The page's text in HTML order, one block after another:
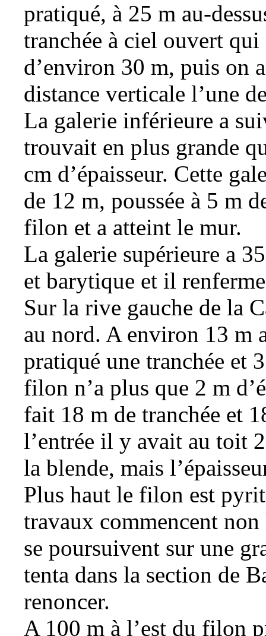
pratiqué, à 25 m au-
tranchée à ciel ouvert qui
d’environ 30 m, puis on
distance verticale l’une
La galerie inférieure a
trouvait en plus grande
cm d’épaisseur. Cette
de 12 m, poussée à 5 m
filon et a atteint le mur.
La galerie supérieure a
et barytique et il
Sur la rive gauche de la
au nord. A environ 13 m
pratiqué une tranchée et
filon n’a plus que 2 m
fait 18 m de tranchée et
l’entrée il y avait au toit
la blende, mais
Plus haut le filon est
travaux commencent
se poursuivent sur une
tenta dans la section de
renoncer.
A 100 m à l’est du filon